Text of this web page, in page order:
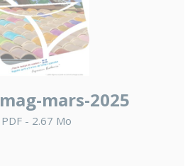
mars-2025
PDF - 2.67 Mo